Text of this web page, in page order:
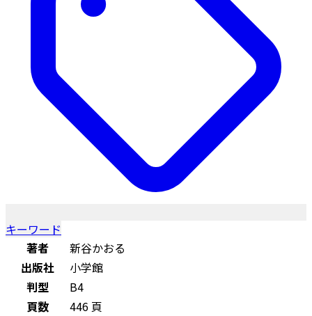
キーワード
著者
新谷かおる
出版社
小学館
判型
B4
頁数
446 頁